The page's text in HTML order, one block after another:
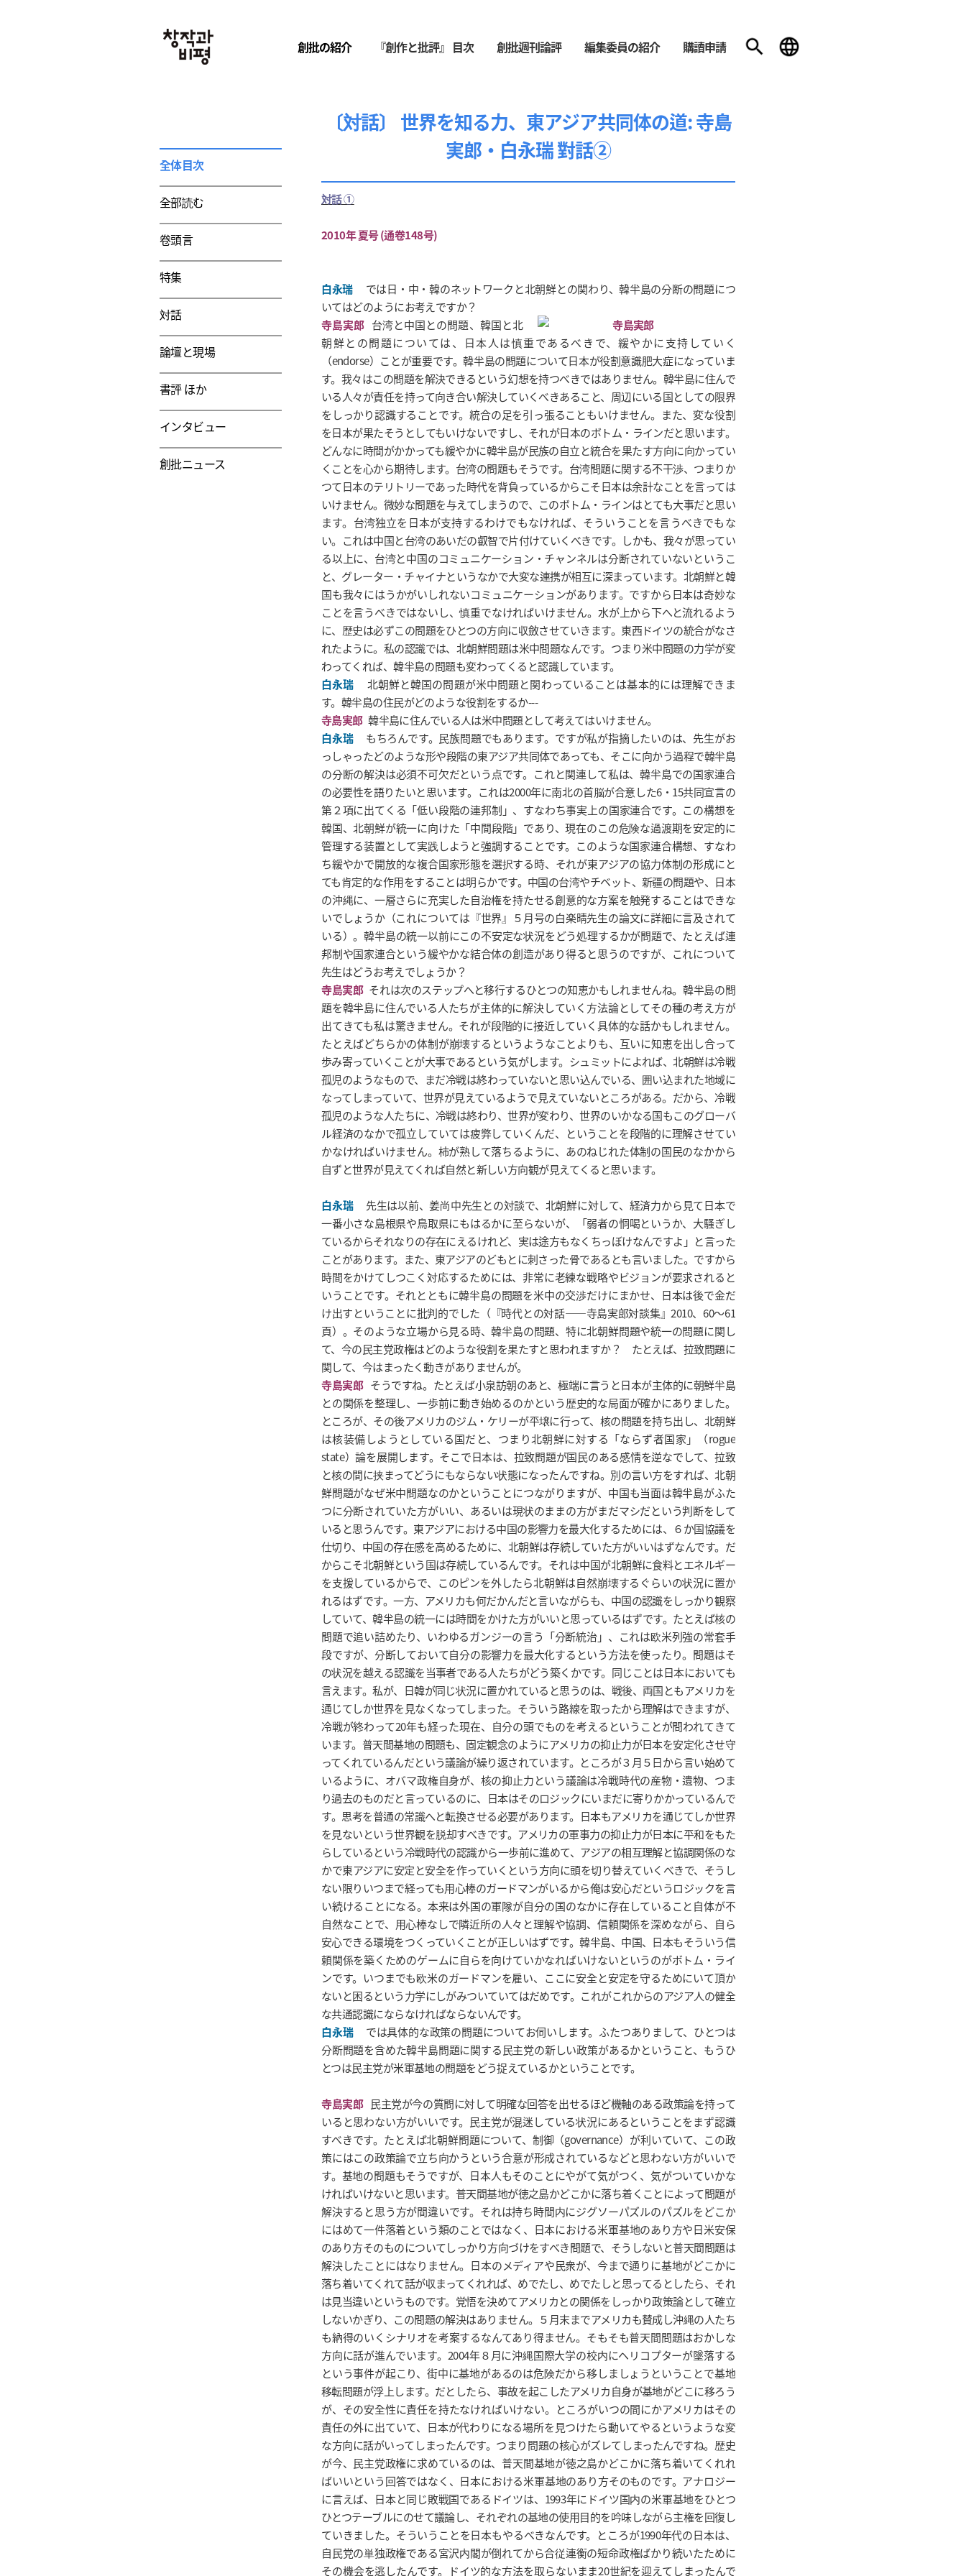
創批の紹介 『創作と批評』 目次 創批週刊論評 編集委員の紹介 購讀申請
〔対話〕 世界を知る力、東アジア共同体の道: 寺島
実郎・白永瑞 對話②
対話 ①
2010年 夏号 (通卷148号)
白永瑞
では日・中・韓のネットワークと北朝鮮との関わり、韓半島の分断の問題につ
いてはどのようにお考えですか？
寺島実郎 台湾と中国との問題、韓国と北
朝鮮との問題については、日本人は慎重であるべきで、緩やかに支持していく
（endorse）ことが重要です。韓半島の問題について日本が役割意識肥大症になっていま
す。我々はこの問題を解決できるという幻想を持つべきではありません。韓半島に住んで
いる人々が責任を持って向き合い解決していくべきあること、周辺にいる国としての限界
をしっかり認識することです。統合の足を引っ張ることもいけません。また、変な役割
を日本が果たそうとしてもいけないですし、それが日本のボトム・ラインだと思います。
どんなに時間がかかっても緩やかに韓半島が民族の自立と統合を果たす方向に向かってい
くことを心から期待します。台湾の問題もそうです。台湾問題に関する不干渉、つまりか
つて日本のテリトリーであった時代を背負っているからこそ日本は余計なことを言っては
いけません。微妙な問題を与えてしまうので、このボトム・ラインはとても大事だと思い
ます。台湾独立を日本が支持するわけでもなければ、そういうことを言うべきでもな
い。これは中国と台湾のあいだの叡智で片付けていくべきです。しかも、我々が思ってい
る以上に、台湾と中国のコミュニケーション・チャンネルは分断されていないというこ
と、グレーター・チャイナというなかで大変な連携が相互に深まっています。北朝鮮と韓
国も我々にはうかがいしれないコミュニケーションがあります。ですから日本は奇妙な
ことを言うべきではないし、慎重でなければいけません。水が上から下へと流れるよう
に、歴史は必ずこの問題をひとつの方向に収斂させていきます。東西ドイツの統合がなさ
れたように。私の認識では、北朝鮮問題は米中問題なんです。つまり米中問題の力学が変
わってくれば、韓半島の問題も変わってくると認識しています。
白永瑞
北朝鮮と韓国の問題が米中問題と関わっていることは基本的には理解できま
す。韓半島の住民がどのような役割をするか---
寺島実郎韓半島に住んでいる人は米中問題として考えてはいけません。
白永瑞
もちろんです。民族問題でもあります。ですが私が指摘したいのは、先生がお
っしゃったどのような形や段階の東アジア共同体であっても、そこに向かう過程で韓半島
の分断の解決は必須不可欠だという点です。これと関連して私は、韓半島での国家連合
の必要性を語りたいと思います。これは2000年に南北の首脳が合意した6・15共同宣言の
第２項に出てくる「低い段階の連邦制」、すなわち事実上の国家連合です。この構想を
韓国、北朝鮮が統一に向けた「中間段階」であり、現在のこの危険な過渡期を安定的に
管理する装置として実践しようと強調することです。このような国家連合構想、すなわ
ち緩やかで開放的な複合国家形態を選択する時、それが東アジアの協力体制の形成にと
ても肯定的な作用をすることは明らかです。中国の台湾やチベット、新疆の問題や、日本
の沖縄に、一層さらに充実した自治権を持たせる創意的な方案を触発することはできな
いでしょうか（これについては『世界』５月号の白楽晴先生の論文に詳細に言及されて
いる）。韓半島の統一以前にこの不安定な状況をどう処理するかが問題で、たとえば連
邦制や国家連合という緩やかな結合体の創造があり得ると思うのですが、これについて
先生はどうお考えでしょうか？
寺島実郎それは次のステップへと移行するひとつの知恵かもしれませんね。韓半島の問
題を韓半島に住んでいる人たちが主体的に解決していく方法論としてその種の考え方が
出てきても私は驚きません。それが段階的に接近していく具体的な話かもしれません。
たとえばどちらかの体制が崩壊するというようなことよりも、互いに知恵を出し合って
歩み寄っていくことが大事であるという気がします。シュミットによれば、北朝鮮は冷戦
孤児のようなもので、まだ冷戦は終わっていないと思い込んでいる、囲い込まれた地域に
なってしまっていて、世界が見えているようで見えていないところがある。だから、冷戦
孤児のような人たちに、冷戦は終わり、世界が変わり、世界のいかなる国もこのグローバ
ル経済のなかで孤立していては疲弊していくんだ、ということを段階的に理解させてい
かなければいけません。柿が熟して落ちるように、あのねじれた体制の国民のなかから
自ずと世界が見えてくれば自然と新しい方向観が見えてくると思います。
白永瑞 先生は以前、姜尚中先生との対談で、北朝鮮に対して、経済力から見て日本で
一番小さな島根県や鳥取県にもはるかに至らないが、「弱者の恫喝というか、大騷ぎし
ているからそれなりの存在にえるけれど、実は途方もなくちっぼけなんですよ」と言った
ことがあります。また、東アジアのどもとに刺さった骨であるとも言いました。ですから
時間をかけてしつこく対応するためには、非常に老練な戦略やビジョンが要求されると
いうことです。それとともに韓半島の問題を米中の交渉だけにまかせ、日本は後で金だ
け出すということに批判的でした（『時代との対話――寺島実郎対談集』2010、60～61
頁）。そのような立場から見る時、韓半島の問題、特に北朝鮮問題や統一の問題に関し
て、今の民主党政権はどのような役割を果たすと思われますか？ たとえば、拉致問題に
関して、今はまったく動きがありませんが。
寺島実郎そうですね。たとえば小泉訪朝のあと、極端に言うと日本が主体的に朝鮮半島
との関係を整理し、一歩前に動き始めるのかという歴史的な局面が確かにありました。
ところが、その後アメリカのジム・ケリーが平壌に行って、核の問題を持ち出し、北朝鮮
は核装備しようとしている国だと、つまり北朝鮮に対する「ならず者国家」（rogue
state）論を展開します。そこで日本は、拉致問題が国民のある感情を逆なでして、拉致
と核の間に挟まってどうにもならない状態になったんですね。別の言い方をすれば、北朝
鮮問題がなぜ米中問題なのかということにつながりますが、中国も当面は韓半島がふた
つに分断されていた方がいい、あるいは現状のままの方がまだマシだという判断をして
いると思うんです。東アジアにおける中国の影響力を最大化するためには、６か国協議を
仕切り、中国の存在感を高めるために、北朝鮮は存続していた方がいいはずなんです。だ
からこそ北朝鮮という国は存続しているんです。それは中国が北朝鮮に食料とエネルギー
を支援しているからで、このピンを外したら北朝鮮は自然崩壊するぐらいの状況に置か
れるはずです。一方、アメリカも何だかんだと言いながらも、中国の認識をしっかり観察
していて、韓半島の統一には時間をかけた方がいいと思っているはずです。たとえば核の
問題で追い詰めたり、いわゆるガンジーの言う「分断統治」、これは欧米列強の常套手
段ですが、分断しておいて自分の影響力を最大化するという方法を使ったり。問題はそ
の状況を越える認識を当事者である人たちがどう築くかです。同じことは日本においても
言えます。私が、日韓が同じ状況に置かれていると思うのは、戦後、両国ともアメリカを
通じてしか世界を見なくなってしまった。そういう路線を取ったから理解はできますが、
冷戦が終わって20年も経った現在、自分の頭でものを考えるということが問われてきて
います。普天間基地の問題も、固定観念のようにアメリカの抑止力が日本を安定化させ守
ってくれているんだという議論が繰り返されています。ところが３月５日から言い始めて
いるように、オバマ政権自身が、核の抑止力という議論は冷戦時代の産物・遺物、つま
り過去のものだと言っているのに、日本はそのロジックにいまだに寄りかかっているんで
す。思考を普通の常識へと転換させる必要があります。日本もアメリカを通じてしか世界
を見ないという世界観を脱却すべきです。アメリカの軍事力の抑止力が日本に平和をもた
らしているという冷戦時代の認識から一歩前に進めて、アジアの相互理解と協調関係のな
かで東アジアに安定と安全を作っていくという方向に頭を切り替えていくべきで、そうし
ない限りいつまで経っても用心棒のガードマンがいるから俺は安心だというロジックを言
い続けることになる。本来は外国の軍隊が自分の国のなかに存在していること自体が不
自然なことで、用心棒なしで隣近所の人々と理解や協調、信頼関係を深めながら、自ら
安心できる環境をつくっていくことが正しいはずです。韓半島、中国、日本もそういう信
頼関係を築くためのゲームに自らを向けていかなればいけないというのがボトム・ライ
ンです。いつまでも欧米のガードマンを雇い、ここに安全と安定を守るためにいて頂か
ないと困るという力学にしがみついていてはだめです。これがこれからのアジア人の健全
な共通認識にならなければならないんです。
白永瑞
では具体的な政策の問題についてお伺いします。ふたつありまして、ひとつは
分断問題を含めた韓半島問題に関する民主党の新しい政策があるかということ、もうひ
とつは民主党が米軍基地の問題をどう捉えているかということです。
寺島実郎民主党が今の質問に対して明確な回答を出せるほど機軸のある政策論を持って
いると思わない方がいいです。民主党が混迷している状況にあるということをまず認識
すべきです。たとえば北朝鮮問題について、制御（governance）が利いていて、この政
策にはこの政策論で立ち向かうという合意が形成されているなどと思わない方がいいで
す。基地の問題もそうですが、日本人もそのことにやがて気がつく、気がついていかな
ければいけないと思います。普天間基地が徳之島かどこかに落ち着くことによって問題が
解決すると思う方が間違いです。それは持ち時間内にジグソーパズルのパズルをどこか
にはめて一件落着という類のことではなく、日本における米軍基地のあり方や日米安保
のあり方そのものについてしっかり方向づけをすべき問題で、そうしないと普天間問題は
解決したことにはなりません。日本のメディアや民衆が、今まで通りに基地がどこかに
落ち着いてくれて話が収まってくれれば、めでたし、めでたしと思ってるとしたら、それ
は見当違いというものです。覚悟を決めてアメリカとの関係をしっかり政策論として確立
しないかぎり、この問題の解決はありません。５月末までアメリカも賛成し沖縄の人たち
も納得のいくシナリオを考案するなんてあり得ません。そもそも普天間問題はおかしな
方向に話が進んでいます。2004年８月に沖縄国際大学の校内にヘリコプターが墜落する
という事件が起こり、街中に基地があるのは危険だから移しましょうということで基地
移転問題が浮上します。だとしたら、事故を起こしたアメリカ自身が基地がどこに移ろう
が、その安全性に責任を持たなければいけない。ところがいつの間にかアメリカはその
責任の外に出ていて、日本が代わりになる場所を見つけたら動いてやるというような変
な方向に話がいってしまったんです。つまり問題の核心がズレてしまったんですね。歴史
が今、民主党政権に求めているのは、普天間基地が徳之島かどこかに落ち着いてくれれ
ばいいという回答ではなく、日本における米軍基地のあり方そのものです。アナロジー
に言えば、日本と同じ敗戦国であるドイツは、1993年にドイツ国内の米軍基地をひとつ
ひとつテーブルにのせて議論し、それぞれの基地の使用目的を吟味しながら主権を回復し
ていきました。そういうことを日本もやるべきなんです。ところが1990年代の日本は、
自民党の単独政権である宮沢内閣が倒れてから合従連衡の短命政権ばかり続いたために
その機会を逃したんです。ドイツ的な方法を取らないまま20世紀を迎えてしまったんで
全体目次
全部読む
卷頭言
特集
対話
論壇と現場
書評 ほか
インタビュー
創批ニュース